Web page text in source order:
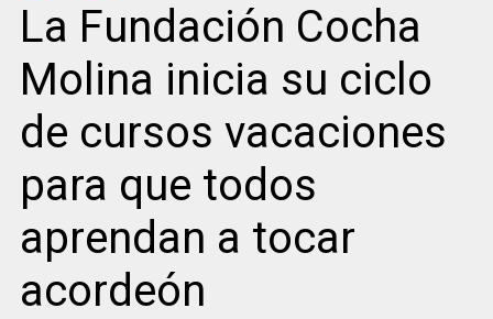
La Fundación Cocha
Molina inicia su ciclo
de cursos vacaciones
para que todos
aprendan a tocar
acordeón